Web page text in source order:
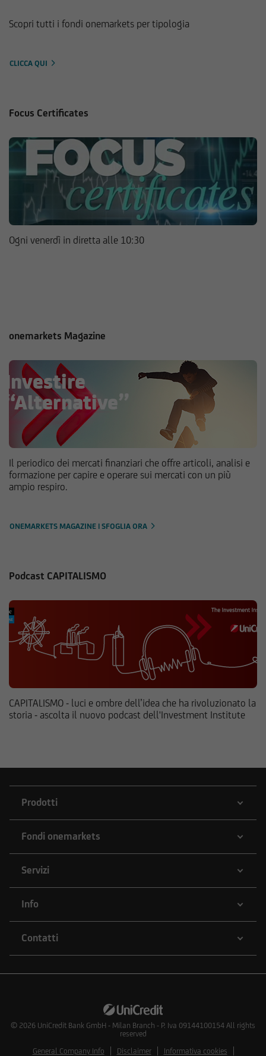
Scopri tutti i fondi onemarkets per tipologia
CLICCA QUI
Focus Certificates
Ogni venerdì in diretta alle 10:30
onemarkets Magazine
Il periodico dei mercati finanziari che offre articoli, analisi e
formazione per capire e operare sui mercati con un più
ampio respiro.
ONEMARKETS MAGAZINE | SFOGLIA ORA
Podcast CAPITALISMO
CAPITALISMO - luci e ombre dell’idea che ha rivoluzionato la
storia - ascolta il nuovo podcast dell'Investment Institute
Prodotti
Fondi onemarkets
Servizi
Info
Contatti
© 2026 UniCredit Bank GmbH - Milan Branch - P. Iva 09144100154 All rights
reserved
General Company Info
Disclaimer Informativa cookies